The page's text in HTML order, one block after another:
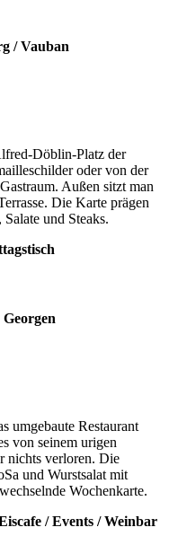
/ Vauban
Döblin-Platz der
oder von der
Außen sitzt man
Die Karte prägen
und Steaks.
umgebaute Restaurant
von seinem urigen
nichts verloren. Die
und Wurstsalat mit
Wochenkarte.
/ Events / Weinbar